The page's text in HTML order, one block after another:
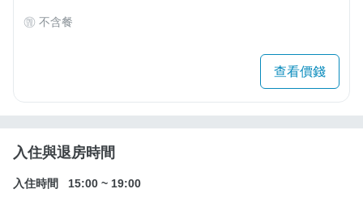
不含餐
查看價錢
入住與退房時間
入住時間 15:00 ~ 19:00